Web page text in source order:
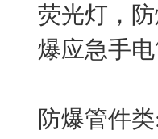
荧光灯，
爆应急手
防爆管件